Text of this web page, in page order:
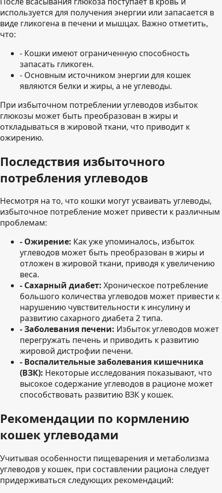
используется для получения энергии или запасается в
виде гликогена в печени и мышцах. Важно отметить,
что:
- Кошки имеют ограниченную способность
запасать гликоген.
- Основным источником энергии для кошек
являются белки и жиры, а не углеводы.
При избыточном потреблении углеводов избыток
глюкозы может быть преобразован в жиры и
откладываться в жировой ткани, что приводит к
ожирению.
Последствия избыточного
потребления углеводов
Несмотря на то, что кошки могут усваивать углеводы,
избыточное потребление может привести к различным
проблемам:
- Ожирение: Как уже упоминалось, избыток
углеводов может быть преобразован в жиры и
отложен в жировой ткани, приводя к увеличению
веса.
- Сахарный диабет: Хроническое потребление
большого количества углеводов может привести к
нарушению чувствительности к инсулину и
развитию сахарного диабета 2 типа.
- Заболевания печени: Избыток углеводов может
перегружать печень и приводить к развитию
жировой дистрофии печени.
- Воспалительные заболевания кишечника
(ВЗК): Некоторые исследования показывают, что
высокое содержание углеводов в рационе может
способствовать развитию ВЗК у кошек.
Рекомендации по кормлению
кошек углеводами
Учитывая особенности пищеварения и метаболизма
углеводов у кошек, при составлении рациона следует
придерживаться следующих рекомендаций: